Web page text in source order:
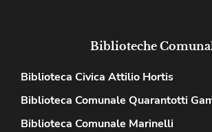
Biblioteche
Biblioteca Civica Attilio Hortis
Biblioteca Comunale Quarantotti
Biblioteca Comunale Marinelli